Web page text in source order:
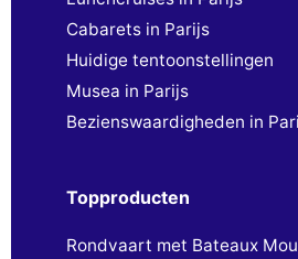
Cabarets in Parijs
Huidige tentoonstellingen
Musea in Parijs
Bezienswaardigheden in
Topproducten
Rondvaart met Bateaux